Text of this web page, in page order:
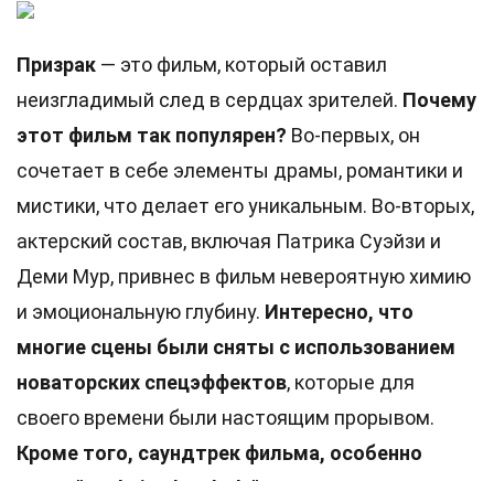
Призрак — это фильм, который оставил
неизгладимый след в сердцах зрителей. Почему
этот фильм так популярен? Во-первых, он
сочетает в себе элементы драмы, романтики и
мистики, что делает его уникальным. Во-вторых,
актерский состав, включая Патрика Суэйзи и
Деми Мур, привнес в фильм невероятную химию
и эмоциональную глубину. Интересно, что
многие сцены были сняты с использованием
новаторских спецэффектов, которые для
своего времени были настоящим прорывом.
Кроме того, саундтрек фильма, особенно